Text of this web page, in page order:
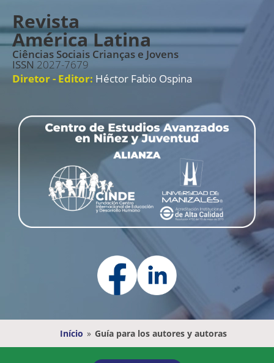
Revista
América Latina
Ciências Sociais Crianças e Jovens
ISSN 2027-7679
Diretor - Editor: Héctor Fabio Ospina
Início » Guía para los autores y autoras